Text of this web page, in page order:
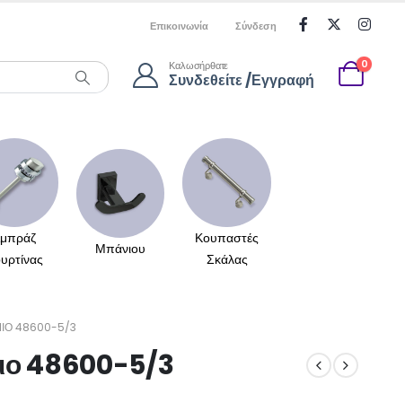
Επικοινωνία Σύνδεση
Καλωσήρθατε
Συνδεθείτε /Εγγραφή
0
Μπάνιου
Κουπαστές
Σκάλας
48600-5/3
48600-5/3